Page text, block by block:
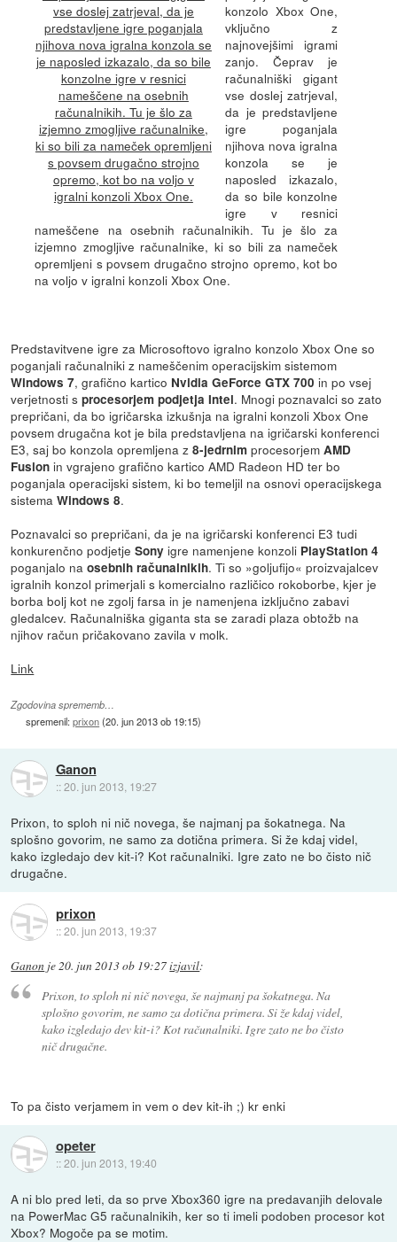
konzolo Xbox One,
vključno z
najnovejšimi igrami
zanjo. Čeprav je
računalniški gigant
vse doslej zatrjeval,
da je predstavljene
igre poganjala
njihova nova igralna
konzola se je
naposled izkazalo,
da so bile konzolne
igre v resnici
nameščene na osebnih računalnikih. Tu je šlo za
izjemno zmogljive računalnike, ki so bili za nameček
opremljeni s povsem drugačno strojno opremo, kot bo
na voljo v igralni konzoli Xbox One.
Predstavitvene igre za Microsoftovo igralno konzolo Xbox One so
poganjali računalniki z nameščenim operacijskim sistemom
Windows 7, grafično kartico Nvidia GeForce GTX 700 in po vsej
verjetnosti sprocesorjem podjetja Intel. Mnogi poznavalci so zato
prepričani, da bo igričarska izkušnja na igralni konzoli Xbox One
povsem drugačna kot je bila predstavljena na igričarski konferenci
E3, saj bo konzola opremljena z8-jedrnim procesorjemAMD
Fusion in vgrajeno grafično kartico AMD Radeon HD ter bo
poganjala operacijski sistem, ki bo temeljil na osnovi operacijskega
sistemaWindows 8.
Poznavalci so prepričani, da je na igričarski konferenci E3 tudi
konkurenčno podjetjeSony igre namenjene konzoli PlayStation 4
poganjalo naosebnih računalnikih. Ti so »goljufijo« proizvajalcev
igralnih konzol primerjali s komercialno različico rokoborbe, kjer je
borba bolj kot ne zgolj farsa in je namenjena izključno zabavi
gledalcev. Računalniška giganta sta se zaradi plaza obtožb na
njihov račun pričakovano zavila v molk.
Link
Zgodovina sprememb…
spremenil:prixon(20. jun 2013 ob 19:15)
Ganon
::20. jun 2013, 19:27
Prixon, to sploh ni nič novega, še najmanj pa šokatnega. Na
splošno govorim, ne samo za dotična primera. Si že kdaj videl,
kako izgledajo dev kit-i? Kot računalniki. Igre zato ne bo čisto nič
drugačne.
prixon
::20. jun 2013, 19:37
Ganon je20. jun 2013 ob 19:27izjavil:
Prixon, to sploh ni nič novega, še najmanj pa šokatnega. Na
splošno govorim, ne samo za dotična primera. Si že kdaj videl,
kako izgledajo dev kit-i? Kot računalniki. Igre zato ne bo čisto
nič drugačne.
To pa čisto verjamem in vem o dev kit-ih ;) kr enki
opeter
::20. jun 2013, 19:40
A ni blo pred leti, da so prve Xbox360 igre na predavanjih delovale
na PowerMac G5 računalnikih, ker so ti imeli podoben procesor kot
Xbox? Mogoče pa se motim.